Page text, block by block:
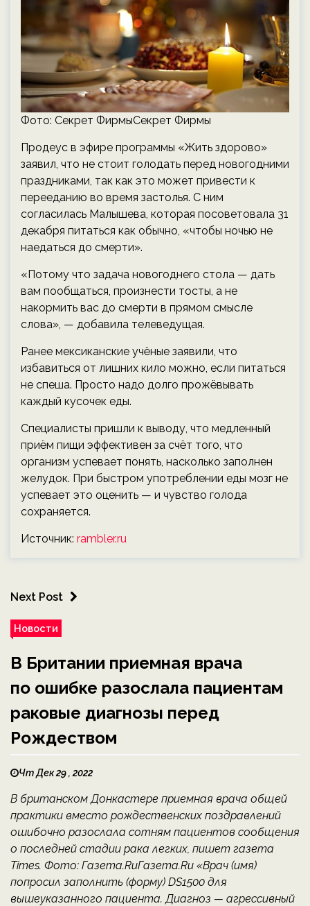
Фото: Секрет ФирмыСекрет Фирмы
Продеус в эфире программы «Жить здорово»
заявил, что не стоит голодать перед новогодними
праздниками, так как это может привести к
перееданию во время застолья. С ним
согласилась Малышева, которая посоветовала 31
декабря питаться как обычно, «чтобы ночью не
наедаться до смерти».
«Потому что задача новогоднего стола — дать
вам пообщаться, произнести тосты, а не
накормить вас до смерти в прямом смысле
слова», — добавила телеведущая.
Ранее мексиканские учёные заявили, что
избавиться от лишних кило можно, если питаться
не спеша. Просто надо долго прожёвывать
каждый кусочек еды.
Специалисты пришли к выводу, что медленный
приём пищи эффективен за счёт того, что
организм успевает понять, насколько заполнен
желудок. При быстром употреблении еды мозг не
успевает это оценить — и чувство голода
сохраняется.
Источник: rambler.ru
Next Post
Новости
В Британии приемная врача
по ошибке разослала пациентам
раковые диагнозы перед
Рождеством
Чт Дек 29 , 2022
В британском Донкастере приемная врача общей
практики вместо рождественских поздравлений
ошибочно разослала сотням пациентов сообщения
о последней стадии рака легких, пишет газета
Times. Фото: Газета.RuГазета.Ru «Врач (имя)
попросил заполнить (форму) DS1500 для
вышеуказанного пациента. Диагноз — агрессивный